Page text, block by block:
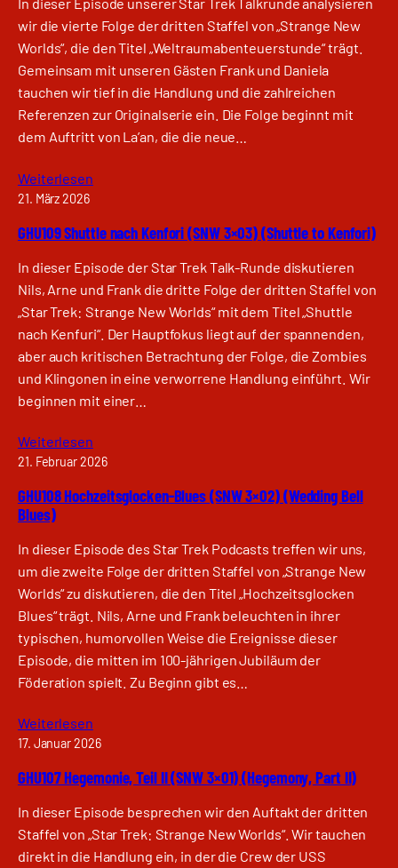
In dieser Episode unserer Star Trek Talkrunde analysieren
wir die vierte Folge der dritten Staffel von „Strange New
Worlds“, die den Titel „Weltraumabenteuerstunde“ trägt.
Gemeinsam mit unseren Gästen Frank und Daniela
tauchen wir tief in die Handlung und die zahlreichen
Referenzen zur Originalserie ein. Die Folge beginnt mit
dem Auftritt von La’an, die die neue…
Weiterlesen
21. März 2026
GHU109 Shuttle nach Kenfori (SNW 3×03) (Shuttle to Kenfori)
In dieser Episode der Star Trek Talk-Runde diskutieren
Nils, Arne und Frank die dritte Folge der dritten Staffel von
„Star Trek: Strange New Worlds“ mit dem Titel „Shuttle
nach Kenfuri“. Der Hauptfokus liegt auf der spannenden,
aber auch kritischen Betrachtung der Folge, die Zombies
und Klingonen in eine verworrene Handlung einführt. Wir
beginnen mit einer…
Weiterlesen
21. Februar 2026
GHU108 Hochzeitsglocken-Blues (SNW 3×02) (Wedding Bell
Blues)
In dieser Episode des Star Trek Podcasts treffen wir uns,
um die zweite Folge der dritten Staffel von „Strange New
Worlds“ zu diskutieren, die den Titel „Hochzeitsglocken
Blues“ trägt. Nils, Arne und Frank beleuchten in ihrer
typischen, humorvollen Weise die Ereignisse dieser
Episode, die mitten im 100-jährigen Jubiläum der
Föderation spielt. Zu Beginn gibt es…
Weiterlesen
17. Januar 2026
GHU107 Hegemonie, Teil II (SNW 3×01) (Hegemony, Part II)
In dieser Episode besprechen wir den Auftakt der dritten
Staffel von „Star Trek: Strange New Worlds“. Wir tauchen
direkt in die Handlung ein, in der die Crew der USS